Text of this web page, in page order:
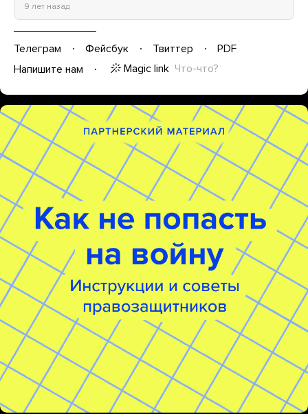
9 лет назад
Телеграм Фейсбук Твиттер
PDF
Напишите нам
Magic link Что-что?